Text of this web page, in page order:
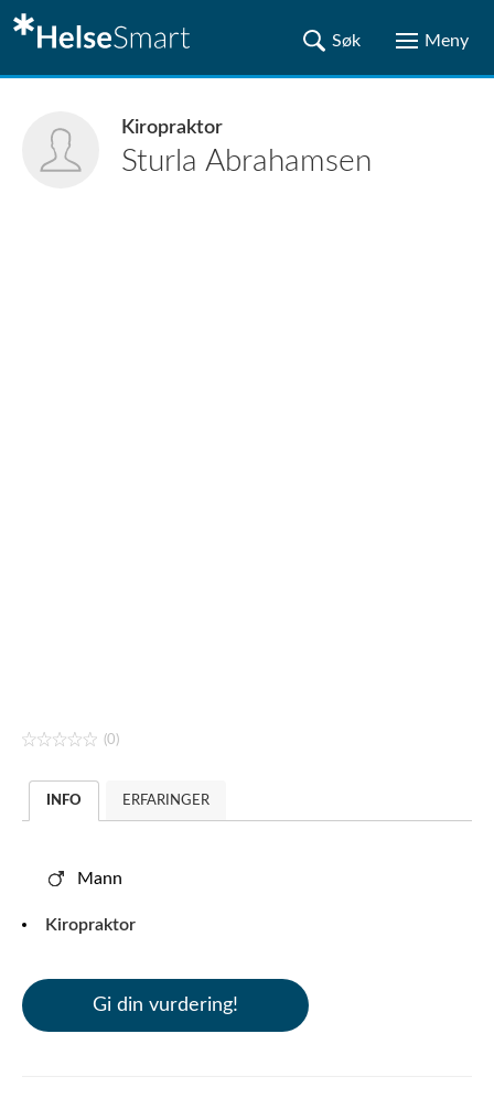
Kiropraktor
Sturla Abrahamsen
(0)
INFO ERFARINGER
Mann
Kiropraktor
Gi din vurdering!